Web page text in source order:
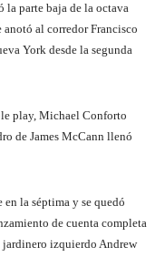
la parte baja de la octava
al corredor Francisco
York desde la segunda
play, Michael Conforto
de James McCann llenó
la séptima y se quedó
de cuenta completa
izquierdo Andrew